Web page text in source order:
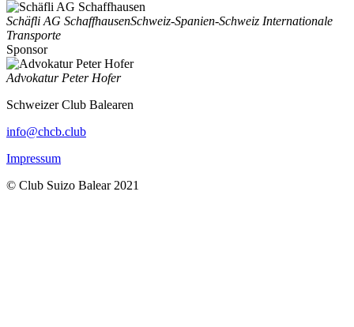
Schäfli AG SchaffhausenSchweiz-Spanien-Schweiz Internationale
Transporte
Sponsor
Advokatur Peter Hofer
Schweizer Club Balearen
info@chcb.club
Impressum
© Club Suizo Balear 2021